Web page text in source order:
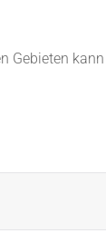
Gebieten